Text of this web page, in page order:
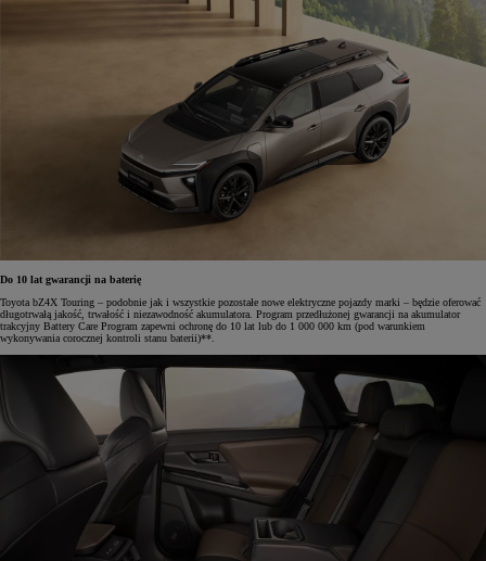
Do 10 lat gwarancji na baterię
Toyota bZ4X Touring – podobnie jak i wszystkie pozostałe nowe elektryczne pojazdy marki – będzie oferować
długotrwałą jakość, trwałość i niezawodność akumulatora. Program przedłużonej gwarancji na akumulator
trakcyjny Battery Care Program zapewni ochronę do 10 lat lub do 1 000 000 km (pod warunkiem
wykonywania corocznej kontroli stanu baterii)**.